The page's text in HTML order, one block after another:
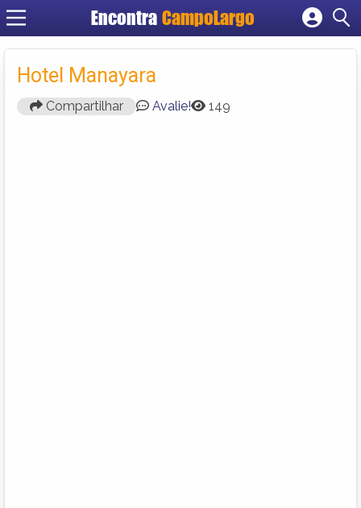
Encontra CampoLargo
Cadastrar empresa
Hotel Manayara
Compartilhar Avalie! 149